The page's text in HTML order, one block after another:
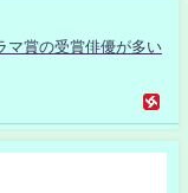
マ賞の受賞俳優が多い